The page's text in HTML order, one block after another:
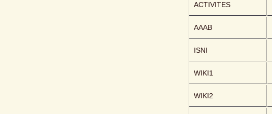
ACTIVITES
AAAB
ISNI
WIKI1
WIKI2